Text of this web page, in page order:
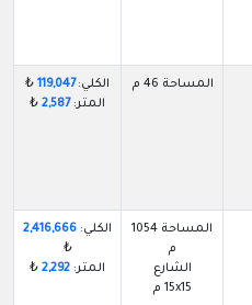
المساحة 46 م الكلي:119,047
₺
المتر: 2,587
₺
المساحة 1054
م
الشارع
15x15 م
الكلي: 2,416,666
₺
المتر: 2,292
₺